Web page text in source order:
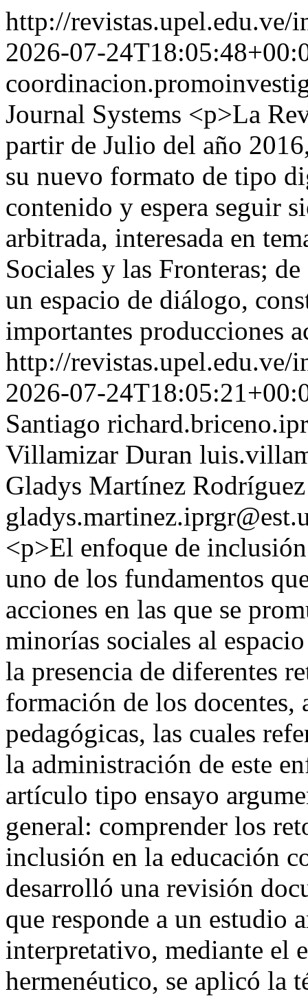
http://revistas.upel.edu.ve/
2026-07-
Journal Systems <p>La
partir de Julio del año
su nuevo formato de tipo
contenido y espera seguir
arbitrada, interesada en
Sociales y las Fronteras;
un espacio de diálogo,
importantes producciones
http://
2026-07-
Santiago
Villamizar Duran
Gladys Martínez Rodríguez
<p>El enfoque de
uno de los fundamentos
acciones en las que se
minorías sociales al
la presencia de diferentes
formación de los docentes,
pedagógicas, las cuales
la administración de este
artículo tipo ensayo
general: comprender los
inclusión en la educación
desarrolló una revisión
que responde a un estudio
interpretativo, mediante el
hermenéutico, se aplicó la